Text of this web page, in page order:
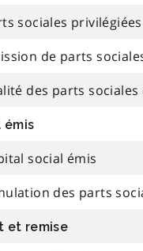
sociales privilégiées
de parts
des parts
émis
social émis
des parts
et remise